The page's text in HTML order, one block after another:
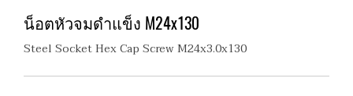
น็อตหัวจมดำแข็ง M24x130
Steel Socket Hex Cap Screw M24x3.0x130